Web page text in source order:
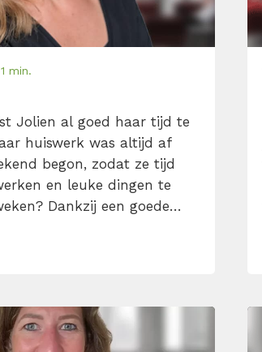
1 min.
Jolien al goed haar tijd te
huiswerk was altijd af
begon, zodat ze tijd
en leuke dingen te
Dankzij een goede
discipline, liefde voor
[…]